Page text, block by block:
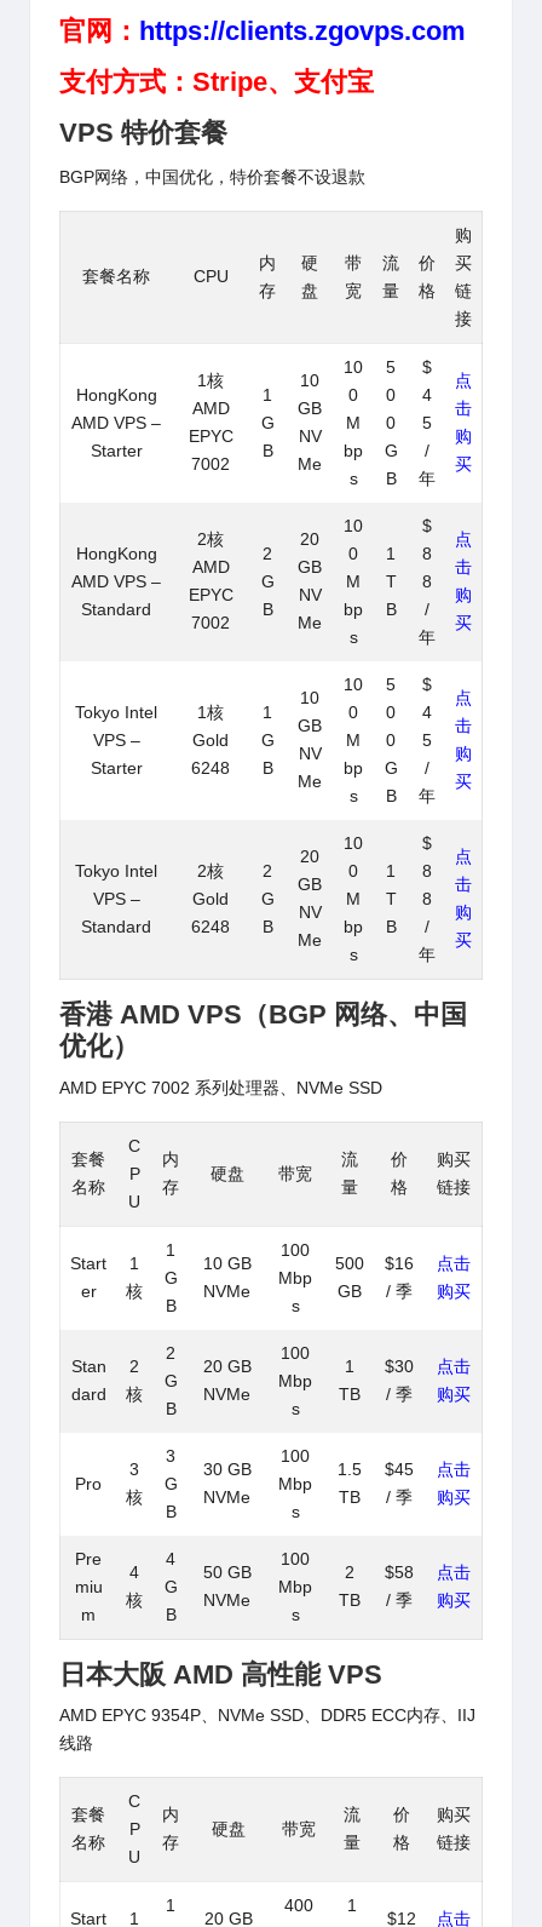
官网： https://clients.zgovps.com
支付方式：Stripe、支付宝
VPS 特价套餐
BGP网络，中国优化，特价套餐不设退款
套餐名称 CPU
内
存
硬
盘
带
宽
流
量
价
格
购
买
链
接
HongKong
AMD VPS –
Starter
1核
AMD
EPYC
7002
1
G
B
10
GB
NV
Me
10
0
M
bp
s
5
0
0
G
B
$
4
5
/
年
点
击
购
买
HongKong
AMD VPS –
Standard
2核
AMD
EPYC
7002
2
G
B
20
GB
NV
Me
10
0
M
bp
s
1
T
B
$
8
8
/
年
点
击
购
买
Tokyo Intel
VPS –
Starter
1核
Gold
6248
1
G
B
10
GB
NV
Me
10
0
M
bp
s
5
0
0
G
B
$
4
5
/
年
点
击
购
买
Tokyo Intel
VPS –
Standard
2核
Gold
6248
2
G
B
20
GB
NV
Me
10
0
M
bp
s
1
T
B
$
8
8
/
年
点
击
购
买
香港 AMD VPS（BGP 网络、中国
优化）
AMD EPYC 7002 系列处理器、NVMe SSD
套餐
名称
C
P
U
内
存
硬盘 带宽
流
量
价
格
购买
链接
Start
er
1
核
1
G
B
10 GB
NVMe
100
Mbp
s
500
GB
$16
/ 季
点击
购买
Stan
dard
2
核
2
G
B
20 GB
NVMe
100
Mbp
s
1
TB
$30
/ 季
点击
购买
Pro
3
核
3
G
B
30 GB
NVMe
100
Mbp
s
1.5
TB
$45
/ 季
点击
购买
Pre
miu
m
4
核
4
G
B
50 GB
NVMe
100
Mbp
s
2
TB
$58
/ 季
点击
购买
日本大阪 AMD 高性能 VPS
AMD EPYC 9354P、NVMe SSD、DDR5 ECC内存、IIJ
线路
套餐
名称
C
P
U
内
存
硬盘 带宽
流
量
价
格
购买
链接
Start 1
1
20 GB
400
1
$12 点击